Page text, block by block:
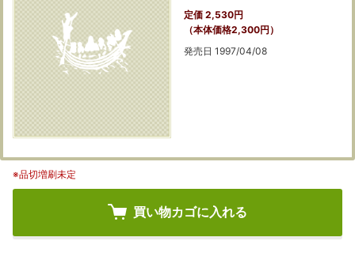
定価 2,530円
（本体価格2,300円）
発売日 1997/04/08
※品切増刷未定
買い物カゴに入れる